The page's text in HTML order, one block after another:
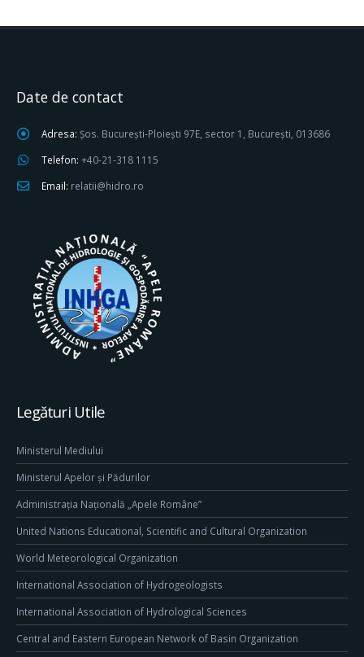
Date de contact
Adresa: Șos. București-Ploiești 97E, sector 1, București, 013686
Telefon: +40-21-318 1115
Email: relatii@hidro.ro
Legături Utile
Ministerul Mediului
Ministerul Apelor și Pădurilor
Administrația Națională „Apele Române”
United Nations Educational, Scientific and Cultural Organization
World Meteorological Organization
International Association of Hydrogeologists
International Association of Hydrological Sciences
Central and Eastern European Network of Basin Organization